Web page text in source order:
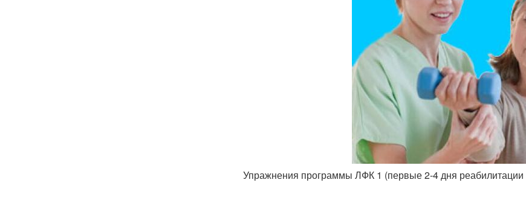
Упражнения программы ЛФК 1 (первые 2-4 дня